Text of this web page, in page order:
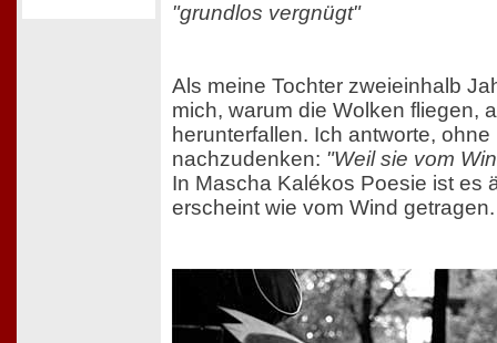
"grundlos vergnügt"
Als meine Tochter zweieinhalb
mich, warum die Wolken fliegen,
herunterfallen. Ich antworte, ohne
nachzudenken: "Weil sie vom
In Mascha Kalékos Poesie ist es
erscheint wie vom Wind getragen.